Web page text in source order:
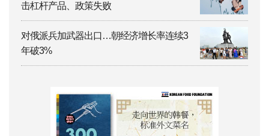
击杠杆产品、政策失败
对俄派兵加武器出口…朝经济增长率连续3
年破3%